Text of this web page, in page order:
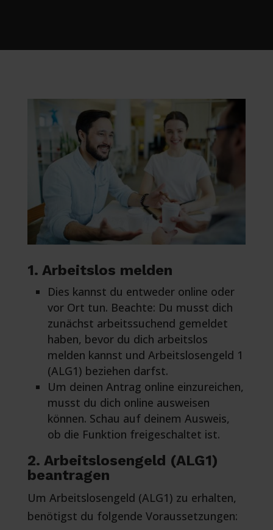
1. Arbeitslos melden
Dies kannst du entweder online oder
vor Ort tun. Beachte: Du musst dich
zunächst arbeitssuchend gemeldet
haben, bevor du dich arbeitslos
melden kannst und Arbeitslosengeld 1
(ALG1) beziehen darfst.
Um deinen Antrag online einzureichen,
musst du dich online ausweisen
können. Schau auf deinem Ausweis,
ob die Funktion freigeschaltet ist.
2. Arbeitslosengeld (ALG1)
beantragen
Um Arbeitslosengeld (ALG1) zu erhalten,
benötigst du folgende Voraussetzungen: